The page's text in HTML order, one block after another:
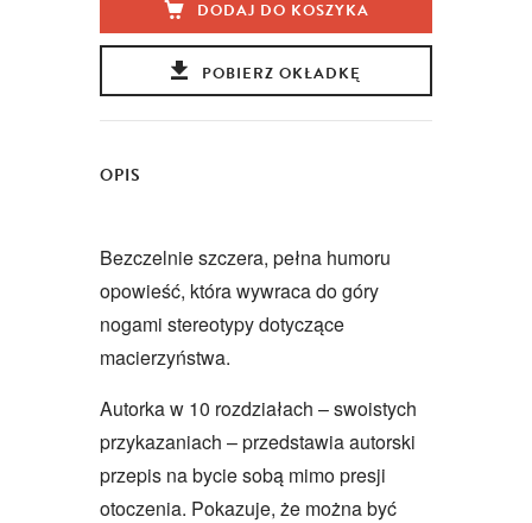
DODAJ DO KOSZYKA
POBIERZ OKŁADKĘ
OPIS
Bezczelnie szczera, pełna humoru
opowieść, która wywraca do góry
nogami stereotypy dotyczące
macierzyństwa.
Autorka w 10 rozdziałach – swoistych
przykazaniach – przedstawia autorski
przepis na bycie sobą mimo presji
otoczenia. Pokazuje, że można być